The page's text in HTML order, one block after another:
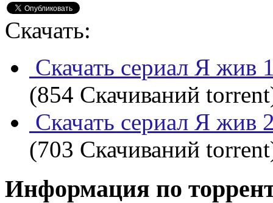
Скачать:
Скачать сериал Я жив
(854 Скачиваний
Скачать сериал Я жив
(703 Скачиваний
Информация по